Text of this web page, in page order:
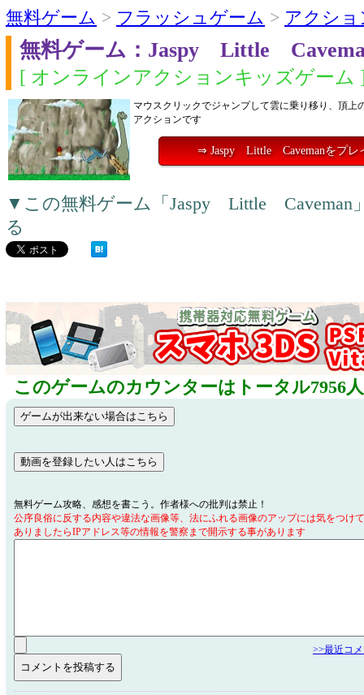
無料ゲーム > フラッシュゲーム > アクショ
無料ゲーム：Jaspy Little
[ オンラインアクションキッズゲーム
マウスクリックでジャンプして雲に乗り移り、頂上
アクションです
⇒ Jaspy Little Cavemanをプレ
▼この無料ゲーム「Jaspy Little Caveman
る
このゲームのカウンターはトータル7956
無料ゲーム攻略、感想を書こう。作者様への批判は禁止！
公序良俗に反する内容や違法な画像等、法にふれる画像のアップには気をつけ
ありましたらIPアドレス等の情報を警察まで開示する事があります
>>最近コ